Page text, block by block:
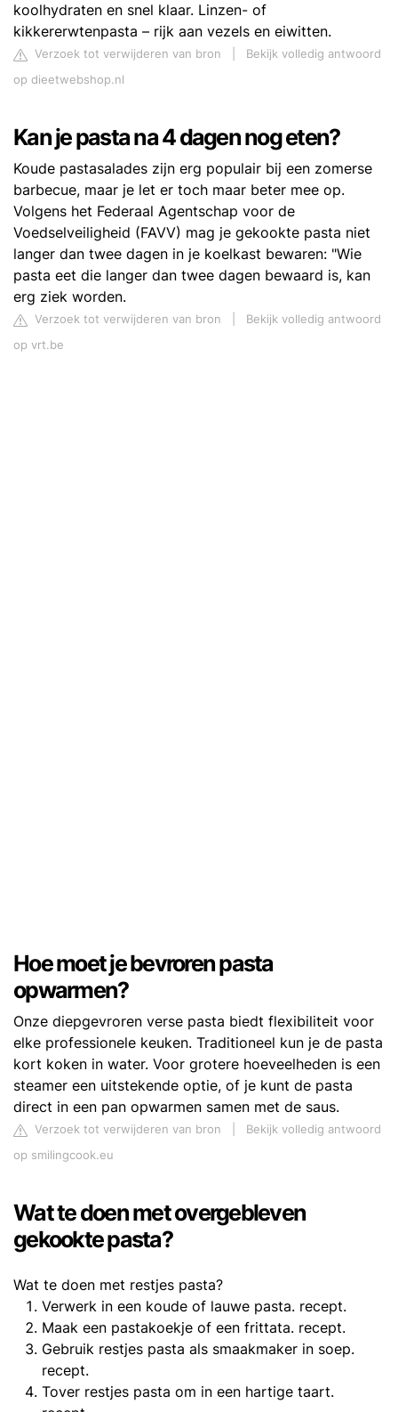
koolhydraten en snel klaar. Linzen- of
kikkererwtenpasta – rijk aan vezels en eiwitten.
Verzoek tot verwijderen van bron
Bekijk volledig antwoord
op dieetwebshop.nl
Kan je pasta na 4 dagen nog eten?
Koude pastasalades zijn erg populair bij een zomerse
barbecue, maar je let er toch maar beter mee op.
Volgens het Federaal Agentschap voor de
Voedselveiligheid (FAVV) mag je gekookte pasta niet
langer dan twee dagen in je koelkast bewaren: "Wie
pasta eet die langer dan twee dagen bewaard is, kan
erg ziek worden.
Verzoek tot verwijderen van bron
Bekijk volledig antwoord
op vrt.be
Hoe moet je bevroren pasta
opwarmen?
Onze diepgevroren verse pasta biedt flexibiliteit voor
elke professionele keuken. Traditioneel kun je de pasta
kort koken in water. Voor grotere hoeveelheden is een
steamer een uitstekende optie, of je kunt de pasta
direct in een pan opwarmen samen met de saus.
Verzoek tot verwijderen van bron
Bekijk volledig antwoord
op smilingcook.eu
Wat te doen met overgebleven
gekookte pasta?
Wat te doen met restjes pasta?
Verwerk in een koude of lauwe pasta. recept.
Maak een pastakoekje of een frittata. recept.
Gebruik restjes pasta als smaakmaker in soep.
recept.
Tover restjes pasta om in een hartige taart.